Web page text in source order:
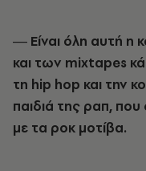
― Είναι όλη αυτή η
και των mixtapes
τη hip hop και την
παιδιά της ραπ,
με τα ροκ μοτίβα.